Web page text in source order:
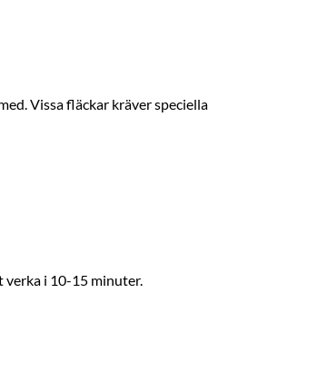
Vissa fläckar kräver speciella
verka i 10-15 minuter.